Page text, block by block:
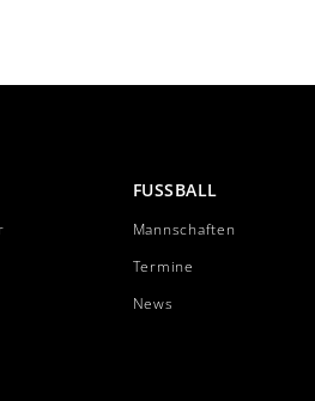
FUSSBALL
Mannschaften
Termine
News